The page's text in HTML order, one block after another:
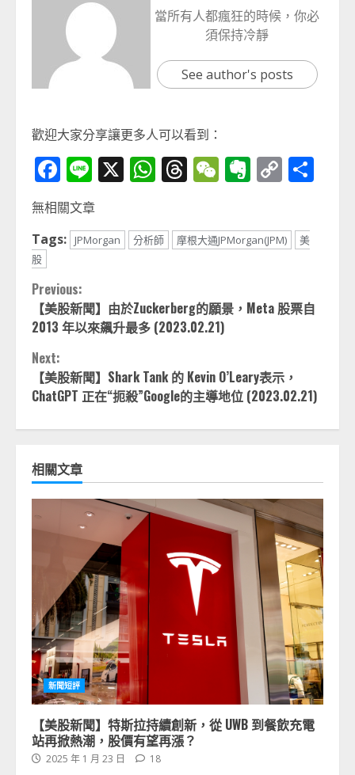
當所有人都瘋狂的時候，你必
須保持冷靜
See author's posts
歡迎大家分享讓更多人可以看到：
Facebook
Line
X WhatsApp
Threads
WeChat
Evernote
Copy
無相關文章
Tags:
JPMorgan 分析師 摩根大通JPMorgan(JPM)
美
股
Continue
Reading
Previous:
【美股新聞】由於Zuckerberg的願景，Meta 股票自
2013 年以來飆升最多 (2023.02.21)
Next:
【美股新聞】Shark Tank 的 Kevin O’Leary表示，
ChatGPT 正在“扼殺”Google的主導地位 (2023.02.21)
相關文章
新聞短評
【美股新聞】特斯拉持續創新，從 UWB 到餐飲充電
站再掀熱潮，股價有望再漲？
2025 年 1 月 23 日 18